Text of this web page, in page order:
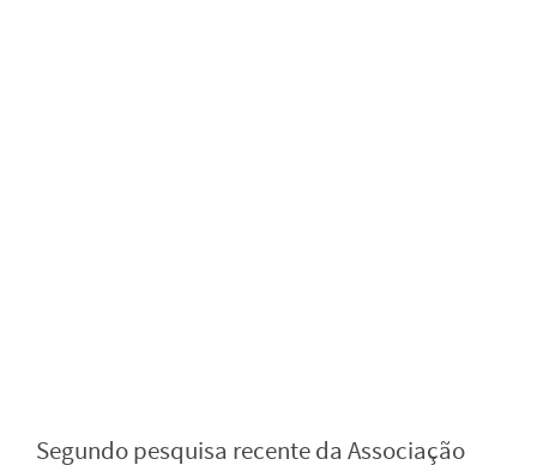
Segundo pesquisa recente da Associação